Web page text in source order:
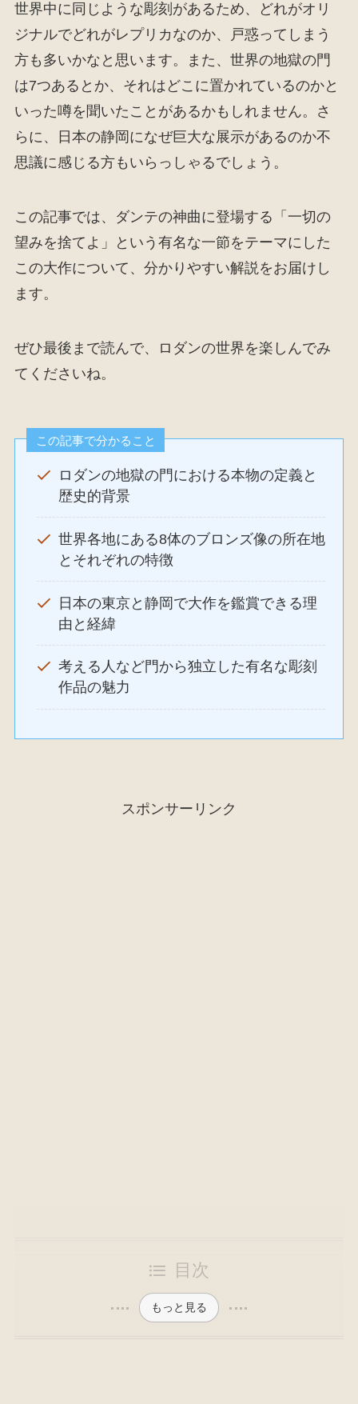
世界中に同じような彫刻があるため、どれがオリ
ジナルでどれがレプリカなのか、戸惑ってしまう
方も多いかなと思います。また、世界の地獄の門
は7つあるとか、それはどこに置かれているのかと
いった噂を聞いたことがあるかもしれません。さ
らに、日本の静岡になぜ巨大な展示があるのか不
思議に感じる方もいらっしゃるでしょう。
この記事では、ダンテの神曲に登場する「一切の
望みを捨てよ」という有名な一節をテーマにした
この大作について、分かりやすい解説をお届けし
ます。
ぜひ最後まで読んで、ロダンの世界を楽しんでみ
てくださいね。
この記事で分かること
ロダンの地獄の門における本物の定義と
歴史的背景
世界各地にある8体のブロンズ像の所在地
とそれぞれの特徴
日本の東京と静岡で大作を鑑賞できる理
由と経緯
考える人など門から独立した有名な彫刻
作品の魅力
スポンサーリンク
目次
もっと見る